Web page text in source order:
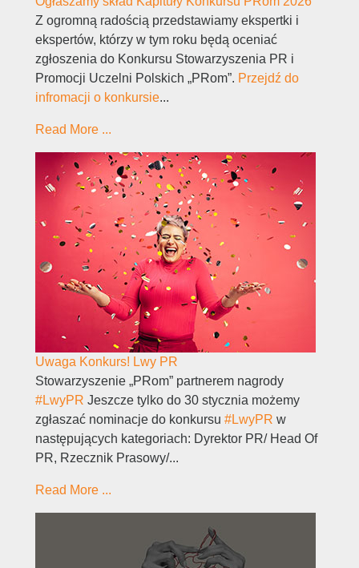
Z ogromną radością przedstawiamy ekspertki i
ekspertów, którzy w tym roku będą oceniać
zgłoszenia do Konkursu Stowarzyszenia PR i
Promocji Uczelni Polskich „PRom”. Przejdź do
infromacji o konkursie...
Read More ...
Uwaga Konkurs! Lwy PR
Stowarzyszenie „PRom” partnerem nagrody
#LwyPR Jeszcze tylko do 30 stycznia możemy
zgłaszać nominacje do konkursu #LwyPR w
następujących kategoriach: Dyrektor PR/ Head Of
PR, Rzecznik Prasowy/...
Read More ...